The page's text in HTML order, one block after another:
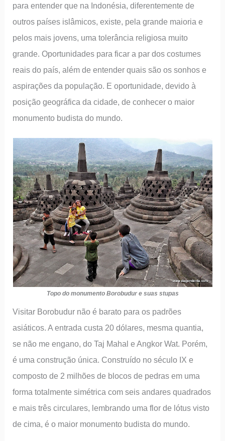
para entender que na Indonésia, diferentemente de
outros países islâmicos, existe, pela grande maioria e
pelos mais jovens, uma tolerância religiosa muito
grande. Oportunidades para ficar a par dos costumes
reais do país, além de entender quais são os sonhos e
aspirações da população. E oportunidade, devido à
posição geográfica da cidade, de conhecer o maior
monumento budista do mundo.
Topo do monumento Borobudur e suas stupas
Visitar Borobudur não é barato para os padrões
asiáticos. A entrada custa 20 dólares, mesma quantia,
se não me engano, do Taj Mahal e Angkor Wat. Porém,
é uma construção única. Construído no século IX e
composto de 2 milhões de blocos de pedras em uma
forma totalmente simétrica com seis andares quadrados
e mais três circulares, lembrando uma flor de lótus visto
de cima, é o maior monumento budista do mundo.